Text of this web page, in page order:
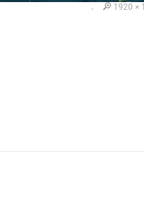
1920 ×
.